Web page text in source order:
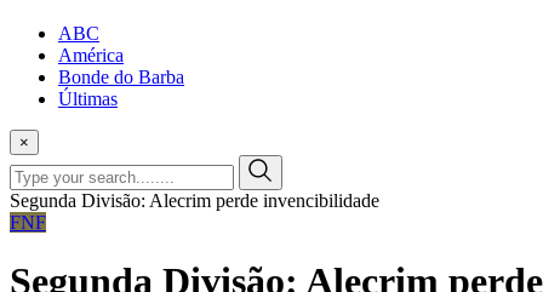
ABC
América
Bonde do Barba
Últimas
×
Segunda Divisão: Alecrim perde invencibilidade
FNF
Segunda Divisão: Alecrim